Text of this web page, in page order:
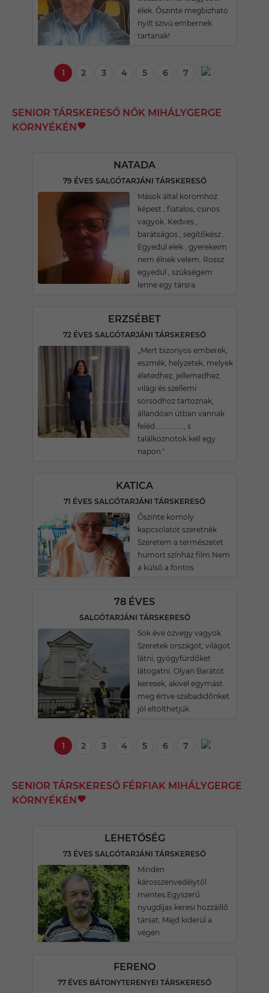
élek. Őszinte megbizható
nyilt szivü embernek
tartanak!
1 2 3 4 5 6 7
SENIOR TÁRSKERESŐ NŐK MIHÁLYGERGE
KÖRNYÉKÉN
NATADA
79 ÉVES SALGÓTARJÁNI TÁRSKERESŐ
Mások által koromhoz
képest , fiatalos, csinos
vagyok. Kedves ,
barátságos , segítőkész .
Egyedül elek , gyerekeim
nem élnek velem. Rossz
egyedül , szükségem
lenne egy társra.
ERZSÉBET
72 ÉVES SALGÓTARJÁNI TÁRSKERESŐ
„Mert bizonyos emberek,
eszmék, helyzetek, melyek
életedhez, jellemedhez,
világi és szellemi
sorsodhoz tartoznak,
állandóan útban vannak
feléd................, s
találkoznotok kell egy
napon."
KATICA
71 ÉVES SALGÓTARJÁNI TÁRSKERESŐ
Őszinte komoly
kapcsolatot szeretnék
Szeretem a természetet
humort színház film Nem
a külső a fontos
78 ÉVES
SALGÓTARJÁNI TÁRSKERESŐ
Sok éve özvegy vagyok.
Szeretek országot, világot
látni, gyógyfürdőket
látogatni. Olyan Barátot
keresek, akivel egymást
meg értve szabadidőnket
jól eltölthetjük.
1 2 3 4 5 6 7
SENIOR TÁRSKERESŐ FÉRFIAK MIHÁLYGERGE
KÖRNYÉKÉN
LEHETŐSÉG
73 ÉVES SALGÓTARJÁNI TÁRSKERESŐ
Minden
károsszenvedélytől
mentes.Egyszerű
nyugdíjas keresi hozzáillő
társat. Majd kiderül a
végén.
FERENO
77 ÉVES BÁTONYTERENYEI TÁRSKERESŐ